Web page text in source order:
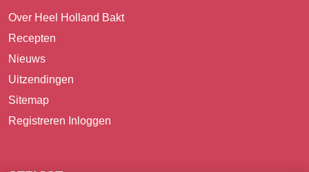
Over Heel Holland Bakt
Recepten
Nieuws
Uitzendingen
Sitemap
Registreren Inloggen